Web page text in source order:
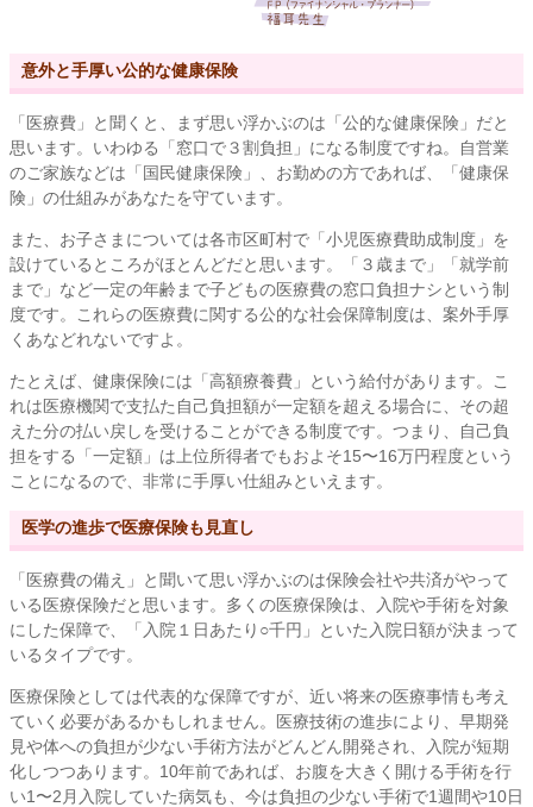
意外と手厚い公的な健康保険
「医療費」と聞くと、まず思い浮かぶのは「公的な健康保険」だと
思います。いわゆる「窓口で３割負担」になる制度ですね。自営業
のご家族などは「国民健康保険」、お勤めの方であれば、「健康保
険」の仕組みがあなたを守ています。
また、お子さまについては各市区町村で「小児医療費助成制度」を
設けているところがほとんどだと思います。「３歳まで」「就学前
まで」など一定の年齢まで子どもの医療費の窓口負担ナシという制
度です。これらの医療費に関する公的な社会保障制度は、案外手厚
くあなどれないですよ。
たとえば、健康保険には「高額療養費」という給付があります。こ
れは医療機関で支払た自己負担額が一定額を超える場合に、その超
えた分の払い戻しを受けることができる制度です。つまり、自己負
担をする「一定額」は上位所得者でもおよそ15〜16万円程度という
ことになるので、非常に手厚い仕組みといえます。
医学の進歩で医療保険も見直し
「医療費の備え」と聞いて思い浮かぶのは保険会社や共済がやって
いる医療保険だと思います。多くの医療保険は、入院や手術を対象
にした保障で、「入院１日あたり○千円」といた入院日額が決まって
いるタイプです。
医療保険としては代表的な保障ですが、近い将来の医療事情も考え
ていく必要があるかもしれません。医療技術の進歩により、早期発
見や体への負担が少ない手術方法がどんどん開発され、入院が短期
化しつつあります。10年前であれば、お腹を大きく開ける手術を行
い1〜2月入院していた病気も、今は負担の少ない手術で1週間や10日